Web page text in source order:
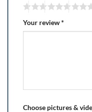
Your review*
Choose pictures &